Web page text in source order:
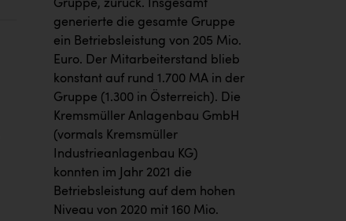
Gruppe, zurück. Insgesamt
generierte die gesamte Gruppe
ein Betriebsleistung von 205 Mio.
Euro. Der Mitarbeiterstand blieb
konstant auf rund 1.700 MA in der
Gruppe (1.300 in Österreich). Die
Kremsmüller Anlagenbau GmbH
(vormals Kremsmüller
Industrieanlagenbau KG)
konnten im Jahr 2021 die
Betriebsleistung auf dem hohen
Niveau von 2020 mit 160 Mio.